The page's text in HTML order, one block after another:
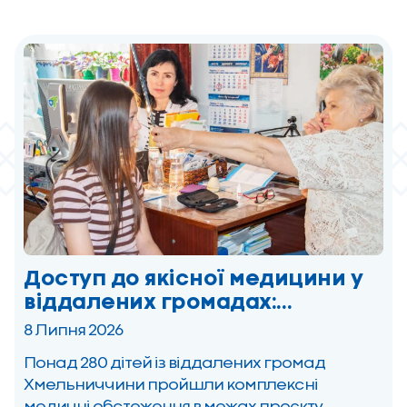
Доступ до якісної медицини у
віддалених громадах:
«Скарбничка здоров’я»
Хмельниччині
8 Липня 2026
Понад 280 дітей із віддалених громад
Хмельниччини пройшли комплексні